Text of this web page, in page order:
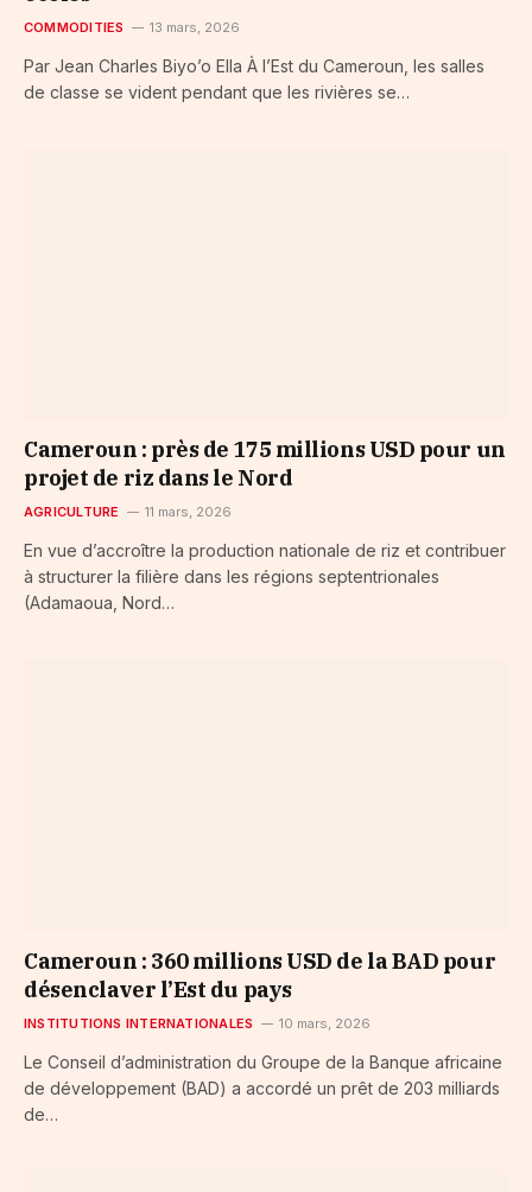
COMMODITIES 13 mars, 2026
Par Jean Charles Biyo’o Ella À l’Est du Cameroun, les salles
de classe se vident pendant que les rivières se…
Cameroun : près de 175 millions USD pour un
projet de riz dans le Nord
AGRICULTURE 11 mars, 2026
En vue d’accroître la production nationale de riz et contribuer
à structurer la filière dans les régions septentrionales
(Adamaoua, Nord…
Cameroun : 360 millions USD de la BAD pour
désenclaver l’Est du pays
INSTITUTIONS INTERNATIONALES 10 mars, 2026
Le Conseil d’administration du Groupe de la Banque africaine
de développement (BAD) a accordé un prêt de 203 milliards
de…